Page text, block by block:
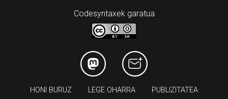
Codesyntaxek garatua
HONI BURUZ LEGE OHARRA PUBLIZITATEA